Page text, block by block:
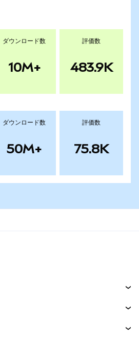
ダウンロード数
10M+
評価数
483.9K
ダウンロード数
50M+
評価数
75.8K